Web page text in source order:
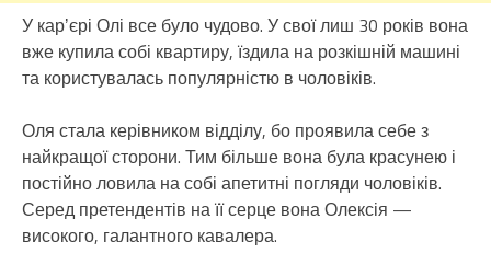
У карʼєрі Олі все було чудово. У свої лиш 30 років вона
вже купила собі квартиру, їздила на розкішній машині
та користувалась популярністю в чоловіків.
Оля стала керівником відділу, бо проявила себе з
найкращої сторони. Тим більше вона була красунею і
постійно ловила на собі апетитні погляди чоловіків.
Серед претендентів на її серце вона Олексія —
високого, галантного кавалера.